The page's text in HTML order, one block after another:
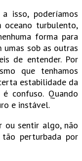
isso, poderíamos
oceano turbulento,
forma para
umas sob as outras
de entender. Por
que tenhamos
estabilidade da
confuso. Quando
e instável.
ou sentir algo, não
perturbada por